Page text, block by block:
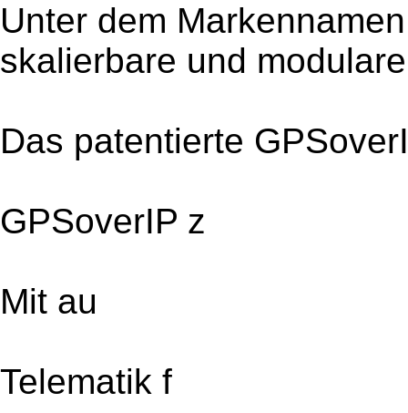
Unter dem
skalierbare und
Das patentierte
GPSoverIP z
Mit au
Telematik f